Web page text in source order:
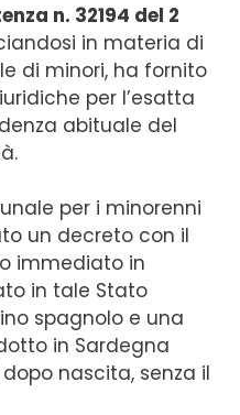
n. 32194 del 2
in materia di
di minori, ha fornito
per l’esatta
abituale del
per i minorenni
un decreto con il
immediato in
in tale Stato
spagnolo e una
in Sardegna
nascita, senza il